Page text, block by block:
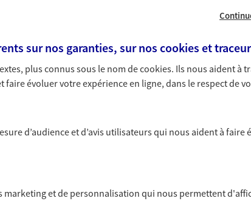
Comme vous, nous sommes des
votre activité, vos collaborateurs...
votre famille.
Assurance & Banque
sur nos garanties, sur noscookies et
plus connus sous le nom decookies. Ils nous aident à
évoluer votre expérience en ligne, dans le respect de
d’audience et d’avis utilisateurs qui nous aident à faire
marketing et de personnalisation qui nous permettent